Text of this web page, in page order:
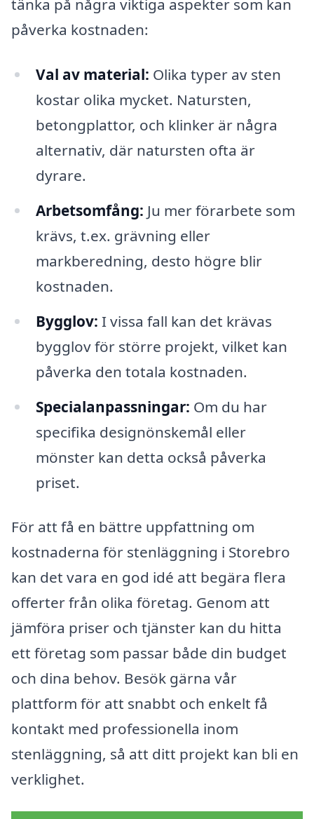
tänka på några viktiga aspekter som kan
påverka kostnaden:
Val av material: Olika typer av sten
kostar olika mycket. Natursten,
betongplattor, och klinker är några
alternativ, där natursten ofta är
dyrare.
Arbetsomfång: Ju mer förarbete som
krävs, t.ex. grävning eller
markberedning, desto högre blir
kostnaden.
Bygglov: I vissa fall kan det krävas
bygglov för större projekt, vilket kan
påverka den totala kostnaden.
Specialanpassningar: Om du har
specifika designönskemål eller
mönster kan detta också påverka
priset.
För att få en bättre uppfattning om
kostnaderna för stenläggning i Storebro
kan det vara en god idé att begära flera
offerter från olika företag. Genom att
jämföra priser och tjänster kan du hitta
ett företag som passar både din budget
och dina behov. Besök gärna vår
plattform för att snabbt och enkelt få
kontakt med professionella inom
stenläggning, så att ditt projekt kan bli en
verklighet.